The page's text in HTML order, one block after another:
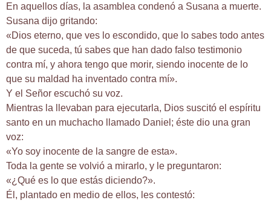
En aquellos días, la asamblea condenó a Susana a muerte.
Susana dijo gritando:
«Dios eterno, que ves lo escondido, que lo sabes todo antes
de que suceda, tú sabes que han dado falso testimonio
contra mí, y ahora tengo que morir, siendo inocente de lo
que su maldad ha inventado contra mí».
Y el Señor escuchó su voz.
Mientras la llevaban para ejecutarla, Dios suscitó el espíritu
santo en un muchacho llamado Daniel; éste dio una gran
voz:
«Yo soy inocente de la sangre de esta».
Toda la gente se volvió a mirarlo, y le preguntaron:
«¿Qué es lo que estás diciendo?».
Él, plantado en medio de ellos, les contestó: